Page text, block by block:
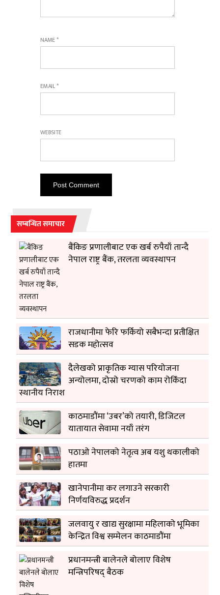
NAME*
EMAIL*
WEBSITE
सम्बन्धित समाचार
बैंकिङ प्रणालीबाट एक खर्ब रुपैयाँ तान्दै
नेपाल राष्ट्र बैंक, तरलता व्यवस्थापन
राजधानीमा फेरि फर्कियो सबैभन्दा प्रतीक्षित
सडक महोत्सव
दैलेखको प्राकृतिक ग्यास परियोजना
अन्योलमा, दोस्रो चरणको काम रोकिँदा
स्थानीय निराश
काठमाडौंमा ‘उबर’को तयारी, डिजिटल
यातायात सेवामा नयाँ तरंग
पठाओ नेपालको नेतृत्व अब यशु थकालीको
हातमा
खानेपानीमा कर लगाउने सरकारी
निर्णयविरुद्ध प्रदर्शन
जलवायु र खाद्य सुरक्षामा महिलाको भूमिका
केन्द्रित विश्व सम्मेलन काठमाडौंमा
प्रधानमन्त्री बालेनले बोलाए विशेष
मन्त्रिपरिषद् बैठक